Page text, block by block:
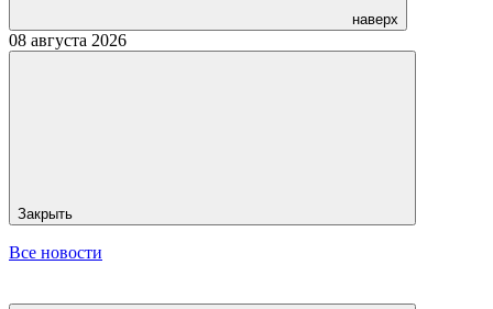
наверх
08 августа 2026
Закрыть
Все новости